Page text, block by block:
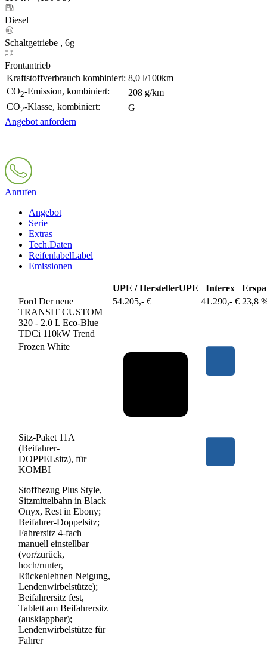
Diesel
Schaltgetriebe , 6g
Frontantrieb
Kraftstoffverbrauch kombiniert: 8,0 l/100km
CO2-Emission, kombiniert:
208 g/km
CO2-Klasse, kombiniert:
G
Angebot anfordern
Anrufen
Angebot
Serie
Extras
Tech.Daten
ReifenlabelLabel
Emissionen
UPE / HerstellerUPE Interex
Ford Der neue
TRANSIT CUSTOM
320 - 2.0 L Eco-Blue
TDCi 110kW Trend
54.205,- € 41.290,- € 23,8
Frozen White
Sitz-Paket 11A
(Beifahrer-
DOPPELsitz), für
KOMBI
Stoffbezug Plus Style,
Sitzmittelbahn in Black
Onyx, Rest in Ebony;
Beifahrer-Doppelsitz;
Fahrersitz 4-fach
manuell einstellbar
(vor/zurück,
hoch/runter,
Rückenlehnen Neigung,
Lendenwirbelstütze);
Beifahrersitz fest,
Tablett am Beifahrersitz
(ausklappbar);
Lendenwirbelstütze für
Fahrer